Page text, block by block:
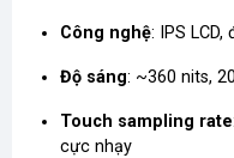
Công nghệ: IPS
Độ sáng: ~360 nits,
Touch sampling rate
cực nhạy